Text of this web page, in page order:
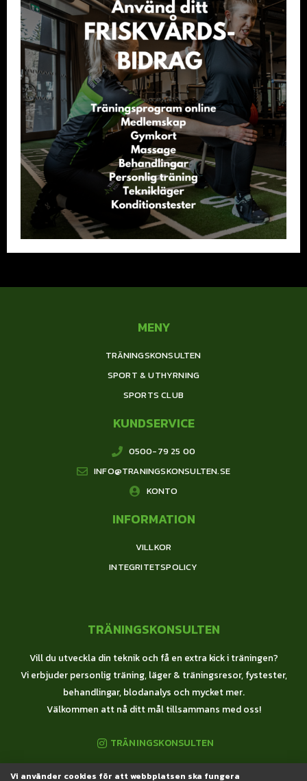
MENY
TRÄNINGSKONSULTEN
SPORT & UTHYRNING
SPORTS CLUB
KUNDSERVICE
0500-79 25 00
INFO@TRANINGSKONSULTEN.SE
KONTO
INFORMATION
VILLKOR
INTEGRITETSPOLICY
TRÄNINGSKONSULTEN
Vill du utveckla din teknik och få en extra kick i träningen?
Vi erbjuder personlig träning, läger & träningsresor, fystester,
behandlingar, blodanalys och mycket mer.
Välkommen att nå ditt mål tillsammans med oss!
TRÄNINGSKONSULTEN
Vi använder cookies för att webbplatsen ska fungera